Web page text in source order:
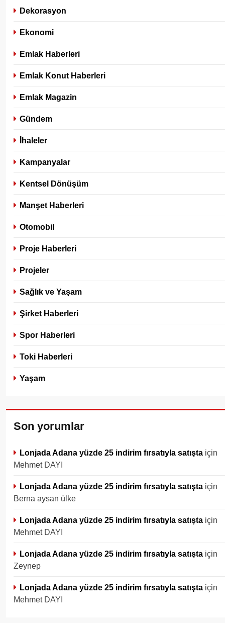
Dekorasyon
Ekonomi
Emlak Haberleri
Emlak Konut Haberleri
Emlak Magazin
Gündem
İhaleler
Kampanyalar
Kentsel Dönüşüm
Manşet Haberleri
Otomobil
Proje Haberleri
Projeler
Sağlık ve Yaşam
Şirket Haberleri
Spor Haberleri
Toki Haberleri
Yaşam
Son yorumlar
Lonjada Adana yüzde 25 indirim fırsatıyla satışta için
Mehmet DAYI
Lonjada Adana yüzde 25 indirim fırsatıyla satışta için
Berna aysan ülke
Lonjada Adana yüzde 25 indirim fırsatıyla satışta için
Mehmet DAYI
Lonjada Adana yüzde 25 indirim fırsatıyla satışta için
Zeynep
Lonjada Adana yüzde 25 indirim fırsatıyla satışta için
Mehmet DAYI